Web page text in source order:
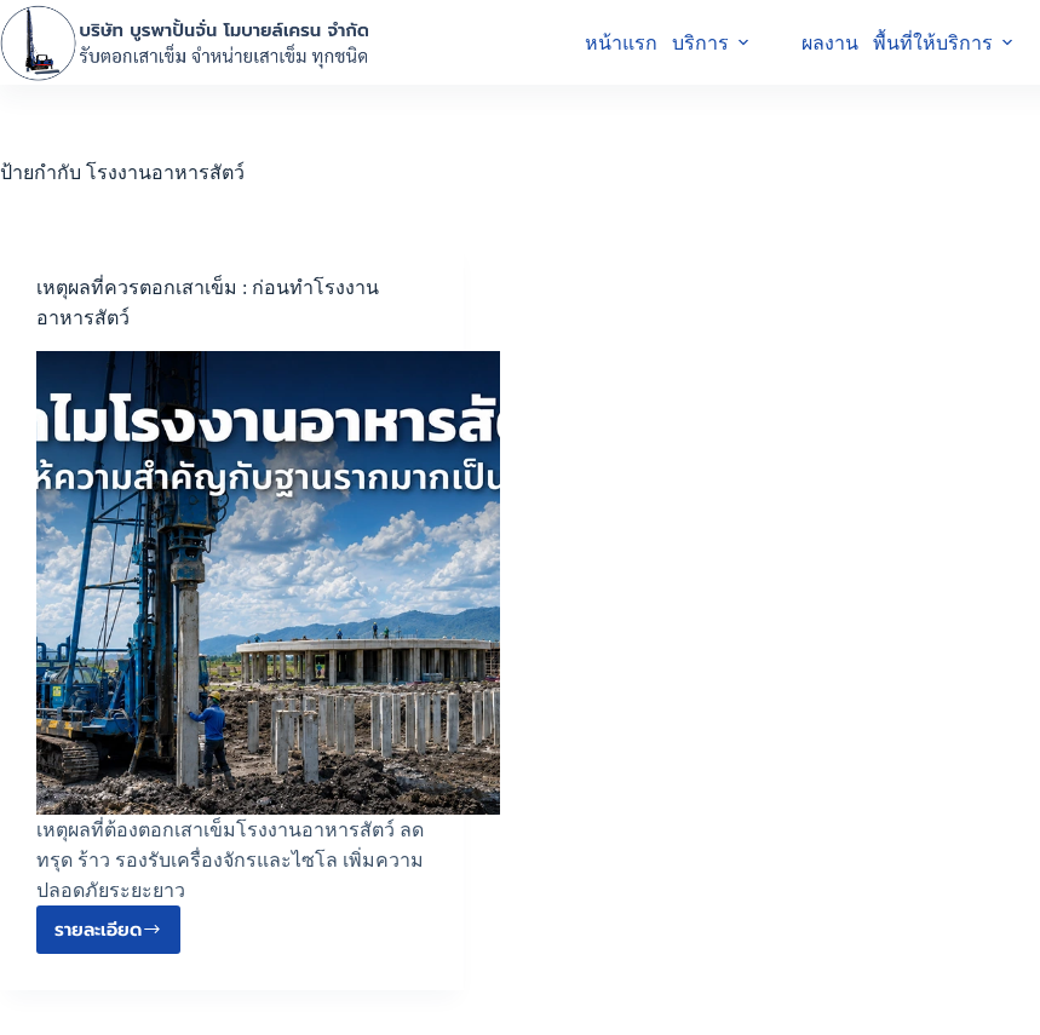
หน้าแรก บริการ ผลงาน พื้นที่ให้บริการ
ป้ายกำกับ โรงงานอาหารสัตว์
เหตุผลที่ควรตอกเสาเข็ม : ก่อนทำโรงงาน
อาหารสัตว์
เหตุผลที่ต้องตอกเสาเข็มโรงงานอาหารสัตว์ ลด
ทรุด ร้าว รองรับเครื่องจักรและไซโล เพิ่มความ
ปลอดภัยระยะยาว
รายละเอียด